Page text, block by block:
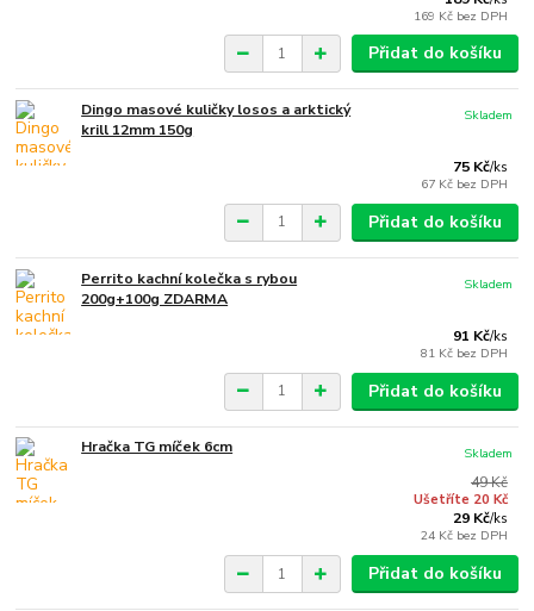
169 Kč bez DPH
Přidat do košíku
Dingo masové kuličky losos a arktický
krill 12mm 150g
75 Kč/ks
67 Kč bez DPH
Skladem
Přidat do košíku
Perrito kachní kolečka s rybou
200g+100g ZDARMA
91 Kč/ks
81 Kč bez DPH
Skladem
Přidat do košíku
Hračka TG míček 6cm
49 Kč
Ušetříte 20 Kč
29 Kč/ks
24 Kč bez DPH
Skladem
Přidat do košíku